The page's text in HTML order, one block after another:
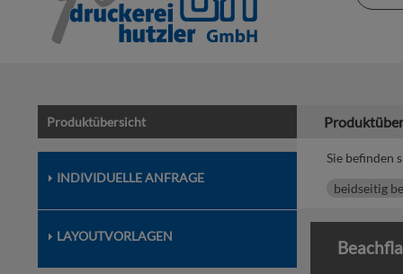
Produktübersicht
INDIVIDUELLE ANFRAGE
LAYOUTVORLAGEN
Sie befinden
beidseitig